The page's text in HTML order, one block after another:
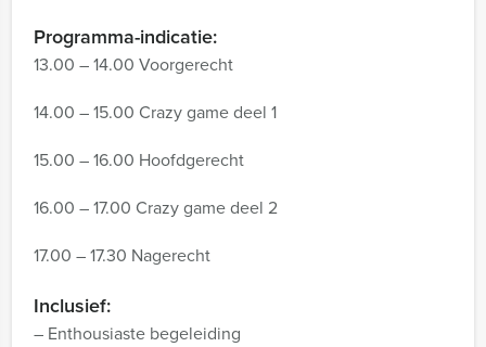
Programma-indicatie:
13.00 – 14.00 Voorgerecht
14.00 – 15.00 Crazy game deel 1
15.00 – 16.00 Hoofdgerecht
16.00 – 17.00 Crazy game deel 2
17.00 – 17.30 Nagerecht
Inclusief:
– Enthousiaste begeleiding